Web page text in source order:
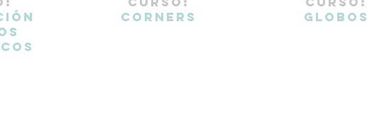
Corners
GLOBOS